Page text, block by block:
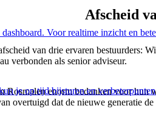
Voor realtime inzicht en
je op tijd bijsturen en
Afscheid
van drie ervaren
verbonden als senior adviseur.
enorm bedanken voor
overtuigd dat de nieuwe generatie